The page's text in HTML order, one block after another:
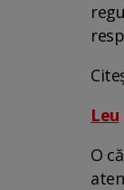
Leu
O